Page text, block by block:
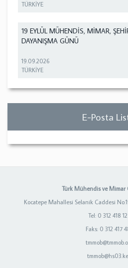
TÜRKİYE
19 EYLÜL MÜHENDİS, MİMAR,
DAYANIŞMA GÜNÜ
19.09.2026
TÜRKİYE
E-Posta
Türk Mühendis ve Mimar
Kocatepe Mahallesi Selanik Caddesi
Tel: 0 312 418
Faks: 0 312 417